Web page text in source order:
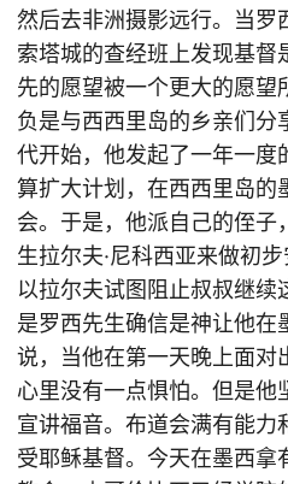
然后去非洲摄影远行。当罗
索塔城的查经班上发现基督
先的愿望被一个更大的愿望
负是与西西里岛的乡亲们
代开始，他发起了一年一度
算扩大计划，在西西里岛的
会。于是，他派自己的侄子
生拉尔夫·尼科西亚来做初
以拉尔夫试图阻止叔叔继续
是罗西先生确信是神让他在
说，当他在第一天晚上面对
心里没有一点惧怕。但是他
宣讲福音。布道会满有能
受耶稣基督。今天在墨西拿